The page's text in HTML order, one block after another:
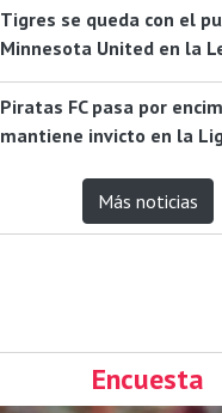
Tigres se queda con el
Minnesota United en la
Piratas FC pasa por
mantiene invicto en la
Más noticias
Encuesta